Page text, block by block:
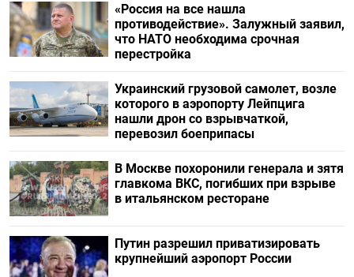
«Россия на все нашла
противодействие». Залужный заявил,
что НАТО необходима срочная
перестройка
Украинский грузовой самолет, возле
которого в аэропорту Лейпцига
нашли дрон со взрывчаткой,
перевозил боеприпасы
В Москве похоронили генерала и зятя
главкома ВКС, погибших при взрыве
в итальянском ресторане
Путин разрешил приватизировать
крупнейший аэропорт России